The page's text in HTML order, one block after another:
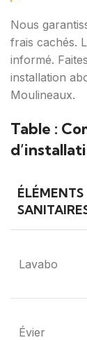
Nous
frais cachés.
informé.
installation
Moulineaux.
Table :
ÉLÉMENTS
Lavabo
Évier